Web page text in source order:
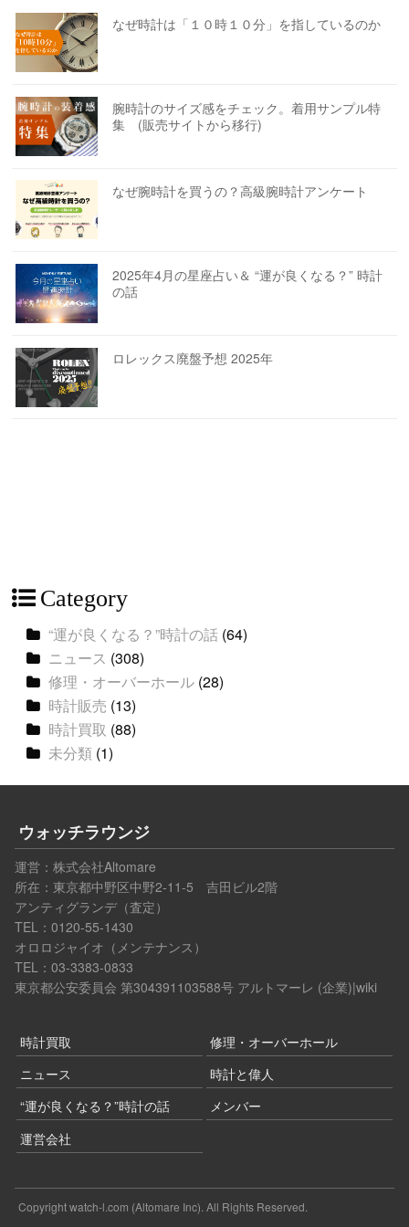
なぜ時計は「１０時１０分」を指しているのか
腕時計のサイズ感をチェック。着用サンプル特
集 (販売サイトから移行)
なぜ腕時計を買うの？高級腕時計アンケート
2025年4月の星座占い＆ “運が良くなる？” 時計
の話
ロレックス廃盤予想 2025年
Category
“運が良くなる？”時計の話 (64)
ニュース (308)
修理・オーバーホール (28)
時計販売 (13)
時計買取 (88)
未分類 (1)
ウォッチラウンジ
運営： 株式会社Altomare
所在：東京都中野区中野2-11-5 吉田ビル2階
アンティグランデ（査定）
TEL：0120-55-1430
オロロジャイオ（メンテナンス）
TEL：03-3383-0833
東京都公安委員会 第304391103588号 アルトマーレ (企業)|wiki
時計買取
修理・オーバーホール
ニュース
時計と偉人
“運が良くなる？”時計の話
メンバー
運営会社
Copyright watch-l.com (Altomare Inc). All Rights Reserved.